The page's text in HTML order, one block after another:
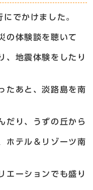
でかけました。
の体験談を聴いて
、地震体験をしたり
たあと、淡路島を南
だり、うずの丘から
ホテル＆リゾーツ南
エーションでも盛り